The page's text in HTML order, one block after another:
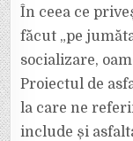
În ceea ce
făcut „pe
socializare,
Proiectul de
la care ne
include și